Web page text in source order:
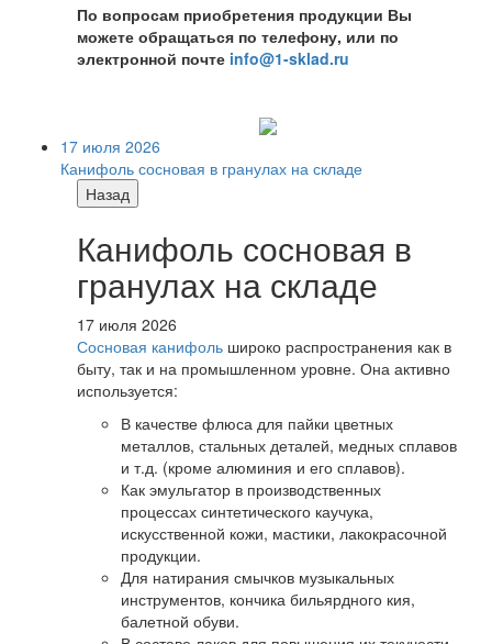
По вопросам приобретения продукции Вы
можете обращаться по телефону, или по
электронной почте info@1-sklad.ru
17 июля 2026
Канифоль сосновая в гранулах на складе
Назад
Канифоль сосновая в
гранулах на складе
17 июля 2026
Сосновая канифоль широко распространения как в
быту, так и на промышленном уровне. Она активно
используется:
В качестве флюса для пайки цветных
металлов, стальных деталей, медных сплавов
и т.д. (кроме алюминия и его сплавов).
Как эмульгатор в производственных
процессах синтетического каучука,
искусственной кожи, мастики, лакокрасочной
продукции.
Для натирания смычков музыкальных
инструментов, кончика бильярдного кия,
балетной обуви.